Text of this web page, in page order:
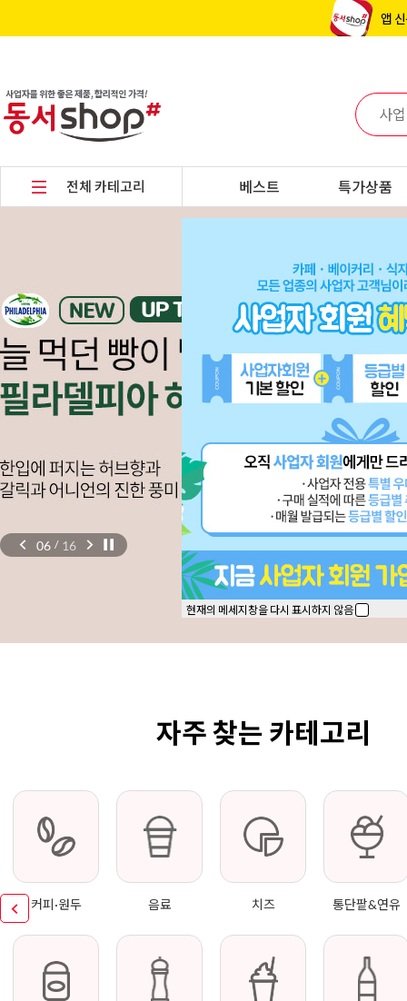
전체 카테고리 베스트 특가상품
06 / 16
자주 찾는 카테고리
커피·원두 음료 치즈 통단팥&연유
현재의 메세지창을 다시 표시하지 않음